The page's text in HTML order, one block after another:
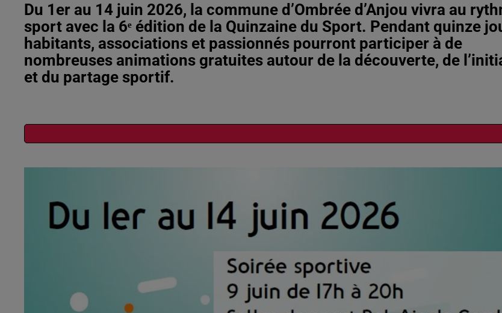
Du 1er au 14 juin 2026, la commune d’Ombrée d’Anjou vivra au
sport avec la 6ᵉ édition de la Quinzaine du Sport. Pendant quinze
habitants, associations et passionnés pourront participer à de
nombreuses animations gratuites autour de la découverte, de
et du partage sportif.